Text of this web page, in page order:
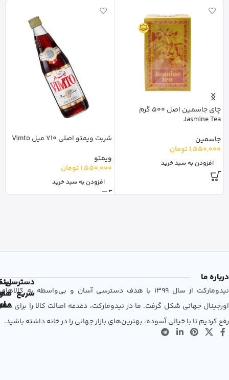
چای جاسمین اصل 500 گرم
Jasmine Tea
جاسمین
1,550,000تومان
افزودن به سبد خرید
شربت ویمتو اصلی 710 میل Vimto
ویمتو
1,550,000تومان
افزودن به سبد خرید
درباره ما
نیدومارکت از سال 1399 با هدف دسترسی آسان و بی‌واسطه به کالاهای
اورجینال جهانی شکل گرفت. ما در نیدومارکت، دغدغه اصالت کالا را برای شما
رفع کردیم تا با خیالی آسوده، بهترین‌های بازار جهانی را در خانه داشته باشید.
دسترسی
سریع